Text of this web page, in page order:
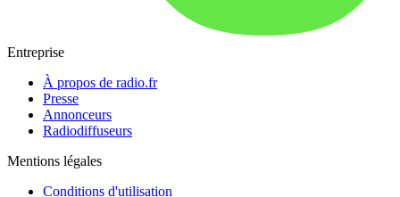
Entreprise
À propos de radio.fr
Presse
Annonceurs
Radiodiffuseurs
Mentions légales
Conditions d'utilisation